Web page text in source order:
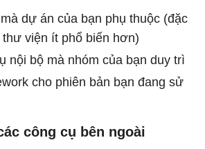
dự án của bạn phụ thuộc (đặc
viện ít phổ biến hơn)
nội bộ mà nhóm của bạn duy trì
cho phiên bản bạn đang sử
công cụ bên ngoài